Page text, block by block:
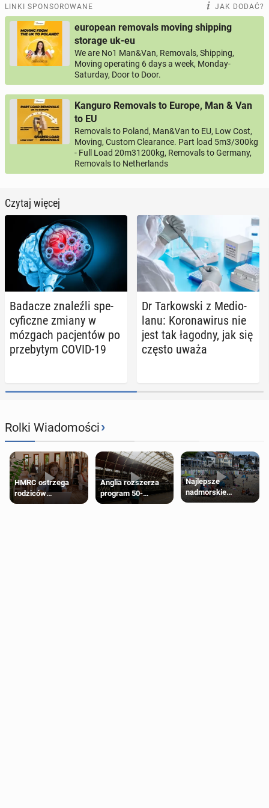
LINKI SPONSOROWANE JAK DODAĆ?
european removals moving shipping
storage uk-eu
We are No1 Man&Van, Removals, Shipping,
Moving operating 6 days a week, Monday-
Saturday, Door to Door.
Kanguro Removals to Europe, Man & Van
to EU
Removals to Poland, Man&Van to EU, Low Cost,
Moving, Custom Clearance. Part load 5m3/300kg
- Full Load 20m31200kg, Removals to Germany,
Removals to Netherlands
Czytaj więcej
Badacze zna­leź­li spe­
cy­ficz­ne zmiany w
mózgach pa­cjen­tów po
prze­by­tym COVID-19
Dr Tar­kow­ski z Me­dio­
la­nu: Ko­ro­na­wi­rus nie
jest tak łagodny, jak się
często uważa
Rolki Wiadomości›
HMRC ostrzega
rodziców
pobierających Child
Anglia rozszerza
program 50-
procentowych
Najlepsze
nadmorskie
miasteczko blisko